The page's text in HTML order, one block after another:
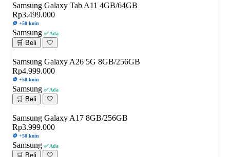
Samsung Galaxy Tab A11 4GB/64GB
Rp3.499.000
🪙 +50 koin
Samsung ✅ Ada
🛒 Beli 🤍
Samsung Galaxy A26 5G 8GB/256GB
Rp4.999.000
🪙 +50 koin
Samsung ✅ Ada
🛒 Beli 🤍
Samsung Galaxy A17 8GB/256GB
Rp3.999.000
🪙 +50 koin
Samsung ✅ Ada
🛒 Beli 🤍